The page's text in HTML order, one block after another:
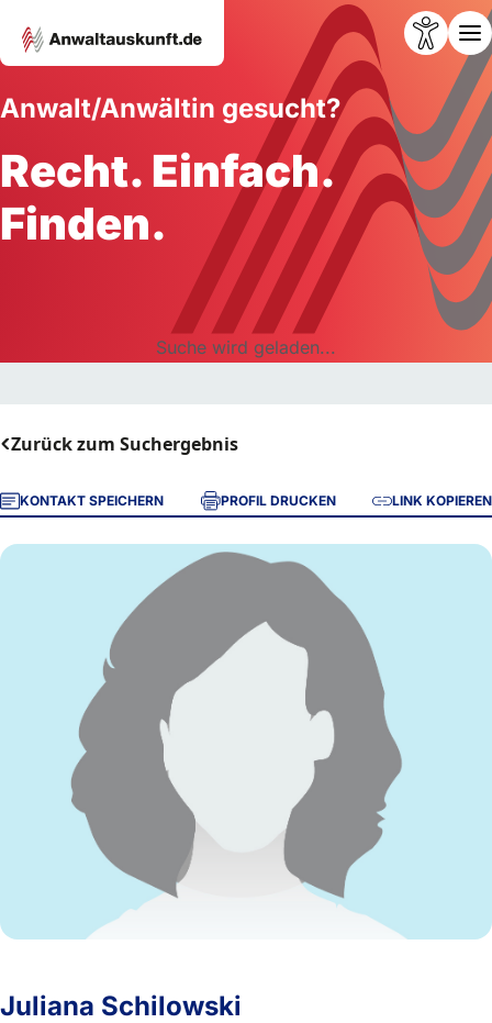
Anwalt/Anwältin gesucht?
Recht. Einfach.
Finden.
Suche wird geladen...
Zurück zum Suchergebnis
KONTAKT SPEICHERN PROFIL DRUCKEN LINK KOPIEREN
Juliana Schilowski